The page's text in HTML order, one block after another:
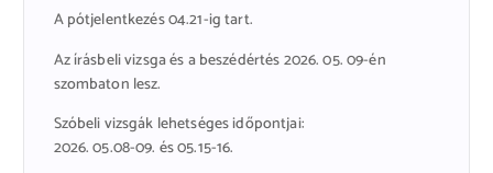
A pótjelentkezés 04.21-ig tart.
Az írásbeli vizsga és a beszédértés 2026. 05. 09-én
szombaton lesz.
Szóbeli vizsgák lehetséges időpontjai:
2026. 05.08-09. és 05.15-16.